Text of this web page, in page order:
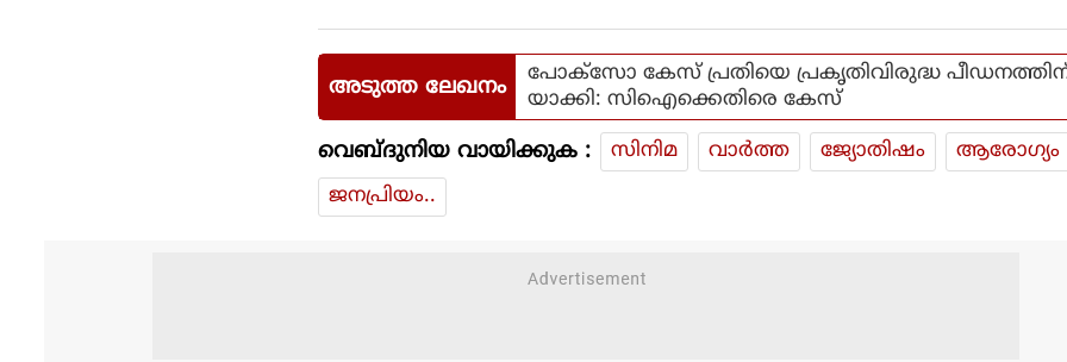
അടുത്ത ലേഖനം
പോക്‌സോ കേസ് പ്രതിയെ പ്രകൃതിവിരുദ്ധ
യാക്കി: സിഐക്കെതിരെ കേസ്
വെബ്ദുനിയ വായിക്കുക : സിനിമ വാര്‍ത്ത ജ്യോതിഷം
ആരോഗ്യം
ജനപ്രിയം..